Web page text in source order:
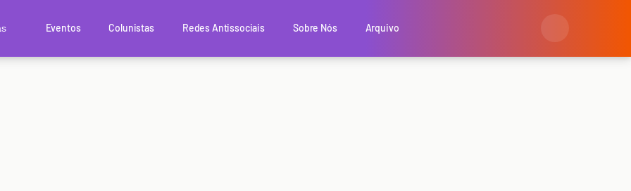
Eventos Colunistas Redes Antissociais Sobre Nós Arquivo